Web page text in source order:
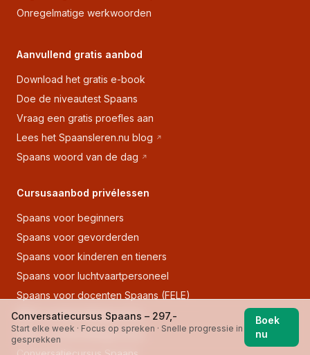
Conversatiecursus Spaans – 297,-
Start elke week · Focus op spreken · Snelle progressie in
gesprekken
Boek
nu
Onregelmatige werkwoorden
Aanvullend gratis aanbod
Download het gratis e-book
Doe de niveautest Spaans
Vraag een gratis proefles aan
Lees het Spaansleren.nu blog
Spaans woord van de dag
Cursusaanbod privélessen
Spaans voor beginners
Spaans voor gevorderden
Spaans voor kinderen en tieners
Spaans voor luchtvaartpersoneel
Spaans voor docenten Spaans (FELE)
DELE voorbereidingscursus
SIELE voorbereidingscursus